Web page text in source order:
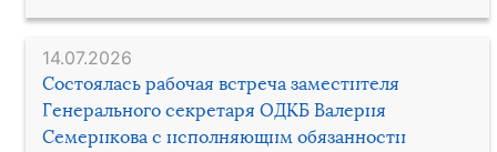
14.07.2026
Состоялась рабочая встреча заместителя
Генерального секретаря ОДКБ Валерия
Семерикова с исполняющим обязанности